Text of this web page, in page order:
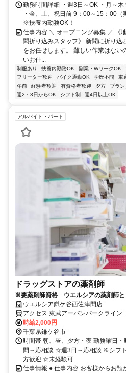
勤務時間詳細 ・週3日～OK ・月～木
・金、土、祝日前 9：00～15：00
※扶養内勤務OK！
仕事内容 ＼ オープニング募集 ／ 《
聞折り込みスタッフ》 新聞に折り込
をお任せします。 難しい作業はない
いお仕...
制服あり 扶養内勤務OK 副業・WワークOK
フリーター歓迎
バイク通勤OK 学歴不問 車
午前
経験者歓迎 有資格者歓迎 夕方 ブラ
週2・3日からOK
シフト制 週4日以上OK
アルバイト・パート
ドラッグストアの薬剤師
※要薬剤師資格 ウエルシアの薬剤師
いパートスタッフ大募集！
ウエルシア鎌ケ谷西佐津間店
アクセス 東武アーバンパークライン
時給2,000円
千葉県鎌ケ谷市
時間帯 朝、昼、夕方・夜 勤務曜日
間～応相談 ☆週3日～応相談 ※シフ
方歓迎 ☆未経験可
仕事情報 ● 仕事内容 お客様からお